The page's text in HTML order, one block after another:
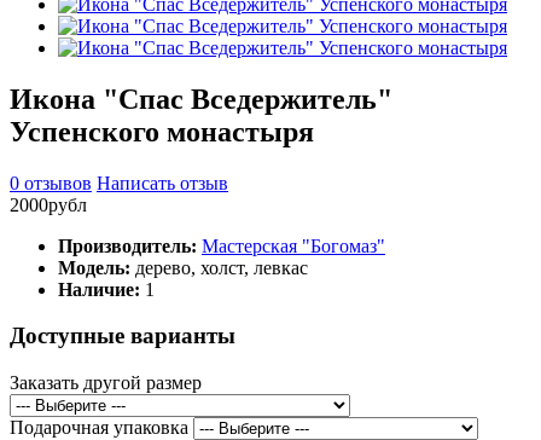
Икона "Спас Вседержитель"
Успенского монастыря
0 отзывов Написать отзыв
2000рубл
Производитель: Мастерская "Богомаз"
Модель: дерево, холст, левкас
Наличие: 1
Доступные варианты
Заказать другой размер
Подарочная упаковка